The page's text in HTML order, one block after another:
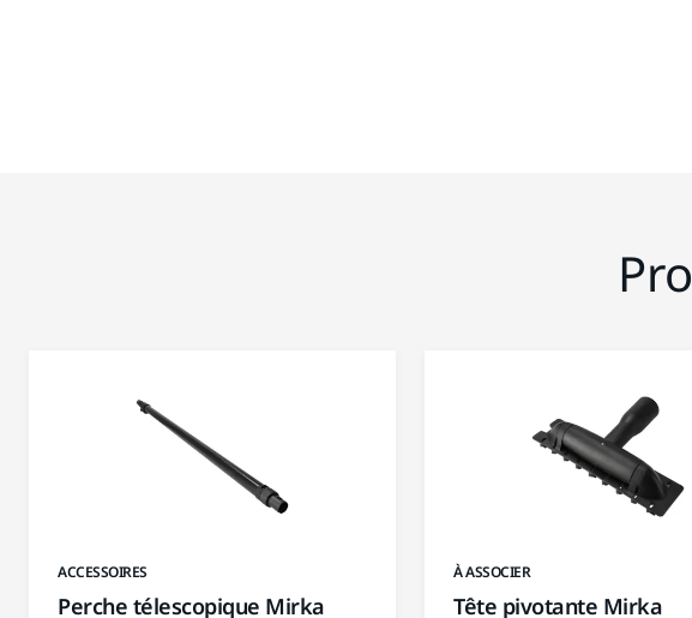
ACCESSOIRES
Perche télescopique Mirka
À ASSOCIER
Tête pivotante Mirka